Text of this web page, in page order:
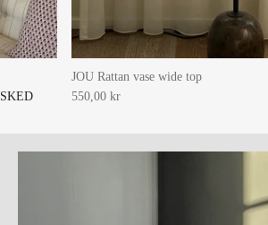
JOU Rattan vase wide top
550,00 kr